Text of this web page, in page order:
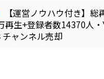
【運営ノウハウ付き】総
再生+登録者数14370人・
ャンネル売却